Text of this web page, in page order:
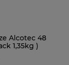
Alcotec 48
1,35kg )